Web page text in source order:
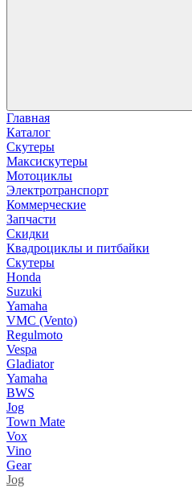
Главная
Каталог
Скутеры
Максискутеры
Мотоциклы
Электротранспорт
Коммерческие
Запчасти
Скидки
Квадроциклы и питбайки
Скутеры
Honda
Suzuki
Yamaha
VMC (Vento)
Regulmoto
Vespa
Gladiator
Yamaha
BWS
Jog
Town Mate
Vox
Vino
Gear
Jog